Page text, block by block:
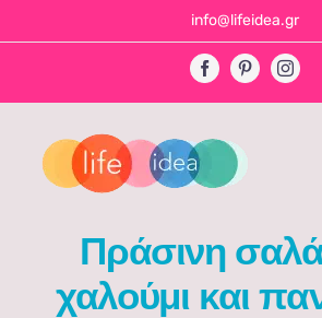
to
info@lifeidea.gr
FacebookPinterest
Πράσινη
χαλούμι και